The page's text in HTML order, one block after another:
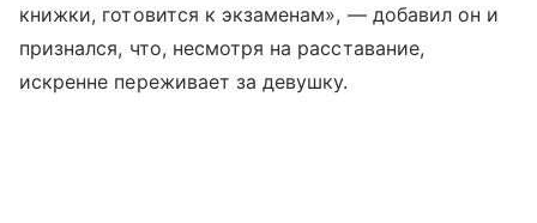
книжки, готовится к экзаменам», — добавил он и
признался, что, несмотря на расставание,
искренне переживает за девушку.